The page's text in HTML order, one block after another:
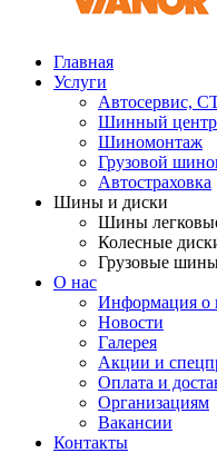
Главная
Услуги
Автосервис,
Шинный центр
Шиномонтаж
Грузовой
Автостраховка
Шины и диски
Шины
Колесные
Грузовые
О нас
Информация о
Новости
Галерея
Акции и
Оплата и
Организациям
Вакансии
Контакты